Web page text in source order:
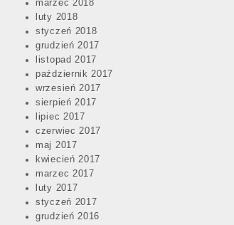
marzec 2018
luty 2018
styczeń 2018
grudzień 2017
listopad 2017
październik 2017
wrzesień 2017
sierpień 2017
lipiec 2017
czerwiec 2017
maj 2017
kwiecień 2017
marzec 2017
luty 2017
styczeń 2017
grudzień 2016